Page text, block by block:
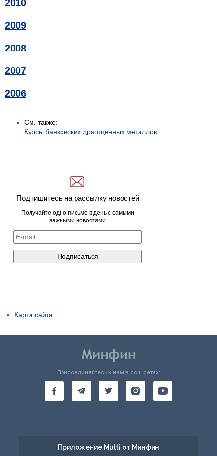
2010
2009
2008
2007
2006
См. также:
Курсы банковских драгоценных металлов
Подпишитесь на рассылку новостей
Получайте одно письмо в день с самыми
важными новостями
Карта сайта
Присоединяйтесь к нам в соц. сетях:
Приложение Multi от Минфин